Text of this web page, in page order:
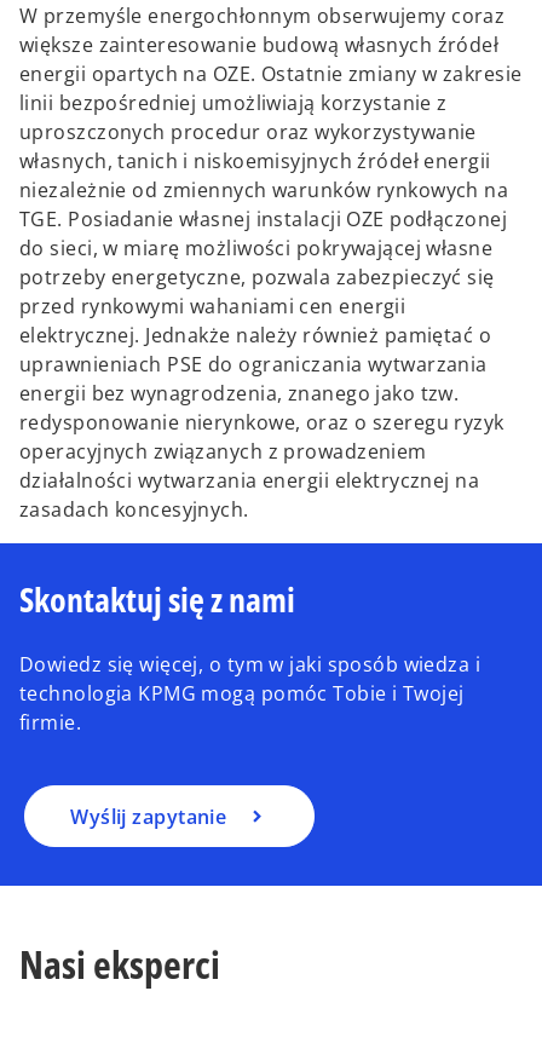
W przemyśle energochłonnym obserwujemy coraz
większe zainteresowanie budową własnych źródeł
energii opartych na OZE. Ostatnie zmiany w zakresie
linii bezpośredniej umożliwiają korzystanie z
uproszczonych procedur oraz wykorzystywanie
własnych, tanich i niskoemisyjnych źródeł energii
niezależnie od zmiennych warunków rynkowych na
TGE. Posiadanie własnej instalacji OZE podłączonej
do sieci, w miarę możliwości pokrywającej własne
potrzeby energetyczne, pozwala zabezpieczyć się
przed rynkowymi wahaniami cen energii
elektrycznej. Jednakże należy również pamiętać o
uprawnieniach PSE do ograniczania wytwarzania
energii bez wynagrodzenia, znanego jako tzw.
redysponowanie nierynkowe, oraz o szeregu ryzyk
operacyjnych związanych z prowadzeniem
działalności wytwarzania energii elektrycznej na
zasadach koncesyjnych.
Skontaktuj się z nami
Dowiedz się więcej, o tym w jaki sposób wiedza i
technologia KPMG mogą pomóc Tobie i Twojej
firmie.
Wyślij zapytanie
Nasi eksperci